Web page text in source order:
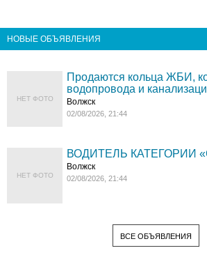
НОВЫЕ ОБЪЯВЛЕНИЯ
НЕТ ФОТО
Продаются кольца ЖБИ,
водопровода и
Волжск
02/08/2026, 21:44
НЕТ ФОТО
ВОДИТЕЛЬ КАТЕГОРИИ
Волжск
02/08/2026, 21:44
ВСЕ ОБЪЯВЛЕНИЯ